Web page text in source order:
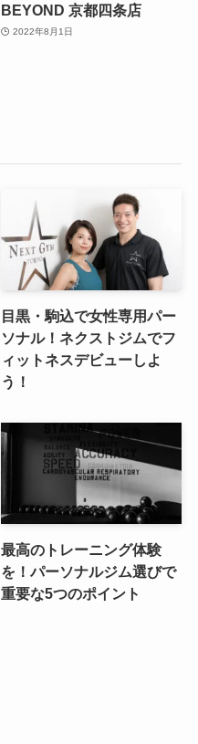
BEYOND 京都四条店
2022年8月1日
目黒・駒込で女性専用パー
ソナル！ネクストジムでフ
ィットネスデビューしよ
う！
最高のトレーニング体験
を！パーソナルジム選びで
重要な5つのポイント